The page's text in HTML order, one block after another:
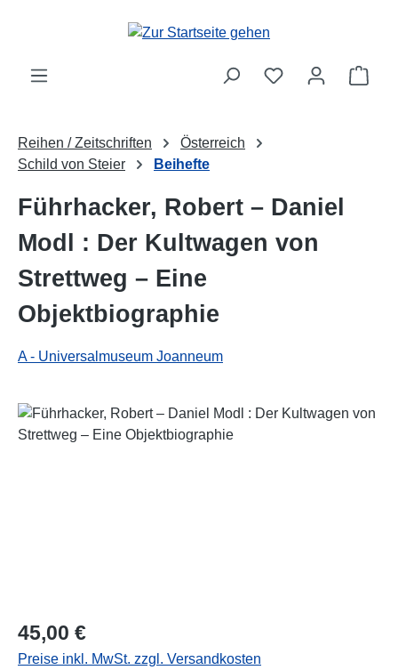
Zum Hauptinhalt springen
Reihen / Zeitschriften
Österreich
Schild von Steier
Beihefte
Führhacker, Robert – Daniel
Modl : Der Kultwagen von
Strettweg – Eine
Objektbiographie
A - Universalmuseum Joanneum
Bildergalerie überspringen
Regulärer Preis:
45,00 €
Preise inkl. MwSt. zzgl. Versandkosten